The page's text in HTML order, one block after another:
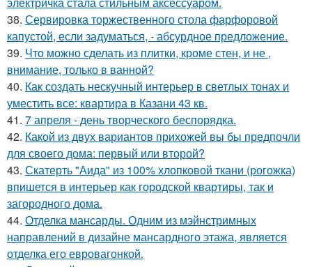
38. Сервировка торжественного стола фарфоровой
капустой, если задуматься, - абсурдное предложение.
39. Что можно сделать из плитки, кроме стен, и не ,
внимание, только в ванной?
40. Как создать нескучный интерьер в светлых тонах и
уместить все: квартира в Казани 43 кв.
41. 7 апреля - день творческого беспорядка.
42. Какой из двух вариантов прихожей вы бы предпочли
для своего дома: первый или второй?
43. Скатерть "Аида" из 100% хлопковой ткани (рогожка)
впишется в интерьер как городской квартиры, так и
загородного дома.
44. Отделка мансарды. Одним из мэйнстримных
направлений в дизайне мансардного этажа, является
отделка его евровагонкой.